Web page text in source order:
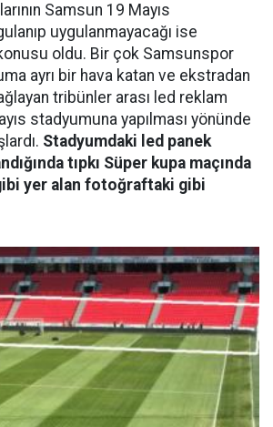
Samsun 19 Mayıs
uygulanmayacağı ise
oldu. Bir çok Samsunspor
ayrı bir hava katan ve ekstradan
tribünler arası led reklam
stadyumuna yapılması yönünde
Stadyumdaki led panek
tıpkı Süper kupa maçında
yer alan fotoğraftaki gibi